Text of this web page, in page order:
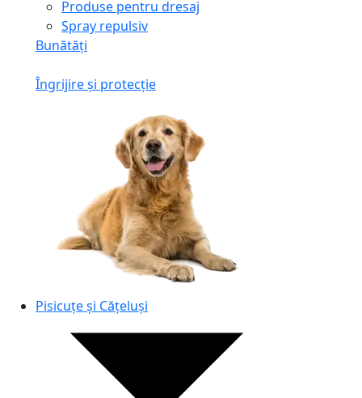
Produse pentru dresaj
Spray repulsiv
Bunătăți
Îngrijire și protecție
Pisicuțe și Cățeluși